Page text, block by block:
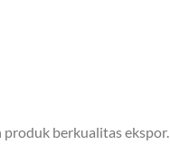
produk berkualitas ekspor.